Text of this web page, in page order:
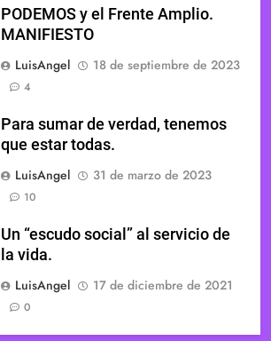
PODEMOS y el Frente Amplio.
MANIFIESTO
LuisAngel
18 de septiembre de 2023
4
Para sumar de verdad, tenemos
que estar todas.
LuisAngel
31 de marzo de 2023
10
Un “escudo social” al servicio de
la vida.
LuisAngel
17 de diciembre de 2021
0